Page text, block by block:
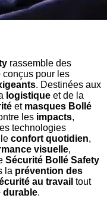
rassemble des
conçus pour les
. Destinées aux
logistique et de la
et masques Bollé
les impacts,
technologies
confort quotidien,
visuelle,
Sécurité Bollé Safety
la prévention des
au travail tout
durable.